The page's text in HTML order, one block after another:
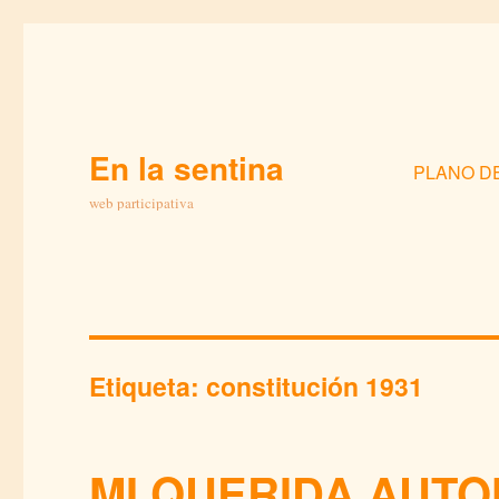
En la sentina
web participativa
PLANO
Etiqueta:constitución 1931